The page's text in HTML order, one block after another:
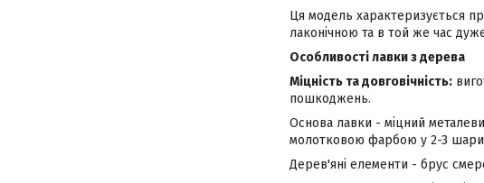
Ця модель характеризується
лаконічною та в той же час
Особливості лавки з дерева
Міцність та довговічність:
пошкоджень.
Основа лавки - міцний
молотковою фарбою у 2-3
Дерев'яні елементи - брус